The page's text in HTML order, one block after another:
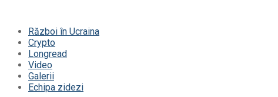
Război în Ucraina
Crypto
Longread
Video
Galerii
Echipa zidezi